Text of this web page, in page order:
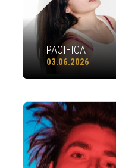
PACIFICA
03.06.2026